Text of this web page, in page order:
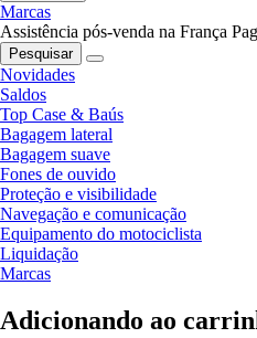
Marcas
Assistência pós-venda na França
Pesquisar
Novidades
Saldos
Top Case & Baús
Bagagem lateral
Bagagem suave
Fones de ouvido
Proteção e visibilidade
Navegação e comunicação
Equipamento do motociclista
Liquidação
Marcas
Adicionando ao